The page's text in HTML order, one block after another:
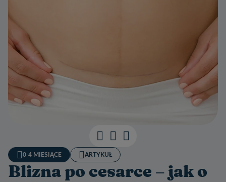
0-4 MIESIĄCE ARTYKUŁ
Blizna po cesarce – jak o